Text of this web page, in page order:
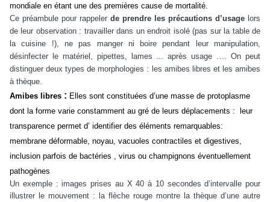
mondiale en étant une des premières cause de mortalité.
Ce préambule pour rappeler de prendre les précautions d’usage lors
de leur observation : travailler dans un endroit isolé (pas sur la table de
la cuisine !), ne pas manger ni boire pendant leur manipulation,
désinfecter le matériel, pipettes, lames ... après usage …. On peut
distinguer deux types de morphologies : les amibes libres et les amibes
à thèque.
Amibes libres : Elles sont constituées d’une masse de protoplasme
dont la forme varie constamment au gré de leurs déplacements : leur
transparence permet d’ identifier des éléments remarquables:
membrane déformable, noyau, vacuoles contractiles et digestives,
inclusion parfois de bactéries , virus ou champignons éventuellement
pathogènes
Un exemple : images prises au X 40 à 10 secondes d’intervalle pour
illustrer le mouvement : la flèche rouge montre la thèque d’une autre